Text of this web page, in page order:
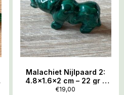
Malachiet Nijlpaard 2:
4.8×1.6×2 cm – 22 gr –
Symbool van Sterke
€19,00